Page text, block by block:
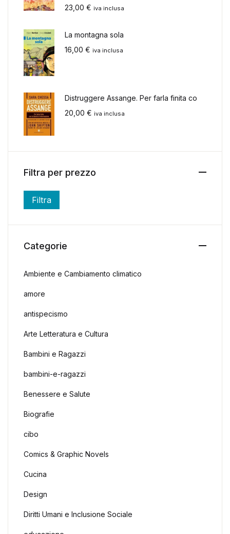
23,00 € iva inclusa
La montagna sola
16,00 € iva inclusa
Distruggere Assange. Per farla finita co
20,00 € iva inclusa
Filtra per prezzo
Prezzo Min
Prezzo Max
Filtra
Categorie
Ambiente e Cambiamento climatico
amore
antispecismo
Arte Letteratura e Cultura
Bambini e Ragazzi
bambini-e-ragazzi
Benessere e Salute
Biografie
cibo
Comics & Graphic Novels
Cucina
Design
Diritti Umani e Inclusione Sociale